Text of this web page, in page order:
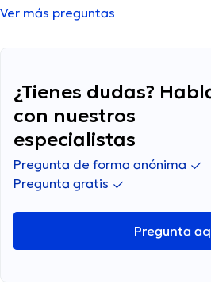
asociadas con cambios en los
Ver más preguntas
¿Tienes dudas?
con nuestros
especialistas
Pregunta de forma anónima
Pregunta gratis
Pregunta